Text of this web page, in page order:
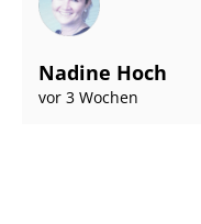
Nadine Hoch
vor 3 Wochen